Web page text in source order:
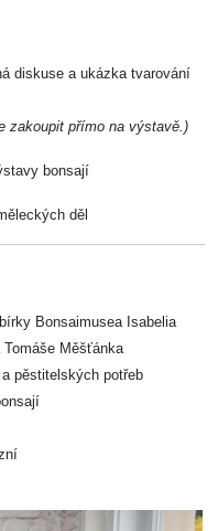
diskuse a ukázka tvarování
zakoupit přímo na výstavě.)
bonsají
děl
Bonsaimusea Isabelia
Měšťánka
pěstitelských potřeb